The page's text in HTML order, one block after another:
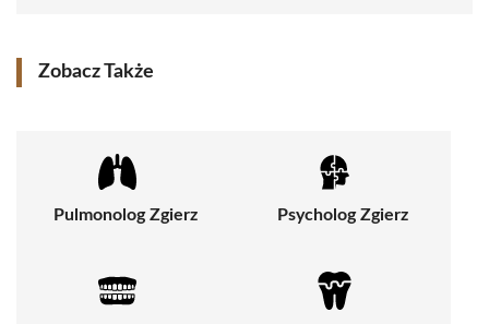
Zobacz Także
Pulmonolog Zgierz Psycholog Zgierz